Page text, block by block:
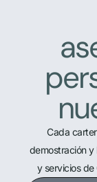
Cada
demostración y
y servicios de